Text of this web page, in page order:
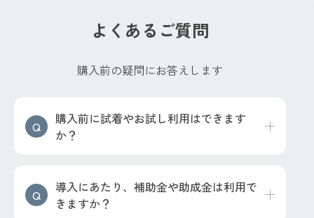
よくあるご質問
購入前の疑問にお答えします
購入前に試着やお試し利用はできます
か？
導入にあたり、補助金や助成金は利用で
きますか？